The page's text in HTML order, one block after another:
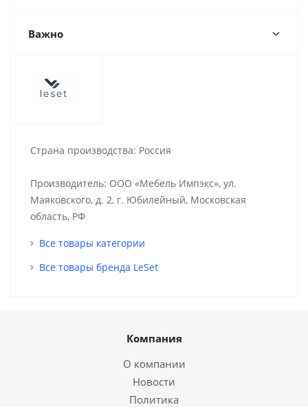
Важно
Страна производства: Россия
Производитель: ООО «Мебель Импэкс», ул.
Маяковского, д. 2, г. Юбилейный, Московская
область, РФ
Все товары категории
Все товары бренда LeSet
Компания
О компании
Новости
Политика